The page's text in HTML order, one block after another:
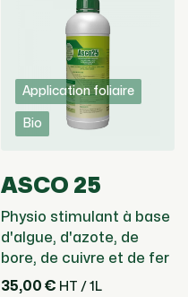
Application foliaire
Bio
ASCO 25
Physio stimulant à base
d'algue, d'azote, de
bore, de cuivre et de fer
35,00 € HT / 1L